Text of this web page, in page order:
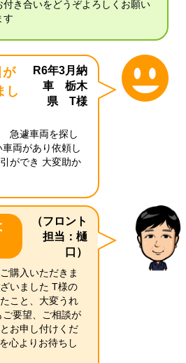
付き合いをどうぞよろしくお願い
す
が
し
R6年3月納
車 栃木
県 T様
急遽車両を探し
両があり依頼し
ができ 大変助か
（フロント
担当：樋
口）
購入いただきま
いました T様の
こと、大変うれ
ご要望、ご相談が
お申し付けくだ
心よりお待ちし